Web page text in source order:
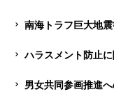
南海トラフ巨大地
ハラスメント防止
男女共同参画推進